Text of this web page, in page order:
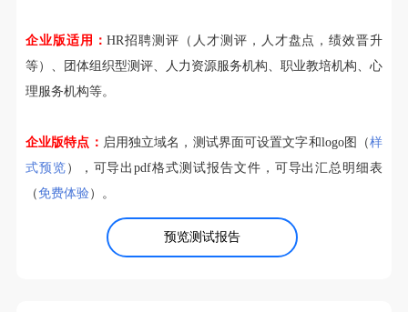
预览测试报告
企业版适用：HR招聘测评（人才测评，人才盘点，绩效晋升
等）、团体组织型测评、人力资源服务机构、职业教培机构、心
理服务机构等。
企业版特点： 启用独立域名，测试界面可设置文字和logo图（样
式预览 ），可导出pdf格式测试报告文件，可导出汇总明细表
（免费体验）。